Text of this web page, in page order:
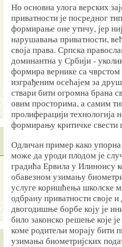
Но основна улога верских
приватности је посредног
формирање оне утичу, јер
нарушавања приватности,
своја права. Српска
доминантна у Србији -
формира вернике са
изграђеним осећајем за
ствари бити огромна брана
овим просторима, а самим
пролиферацији технологија
формирању критичке свести
Одличан пример како
може да уроди плодом је
градића Ервила у Илиноису
обавезном узимању
услуге коришћења школске
одбрану приватности своје
двогодишње борбе коју је
било законско решење које
коме родитељи морају бити
узимања биометријских